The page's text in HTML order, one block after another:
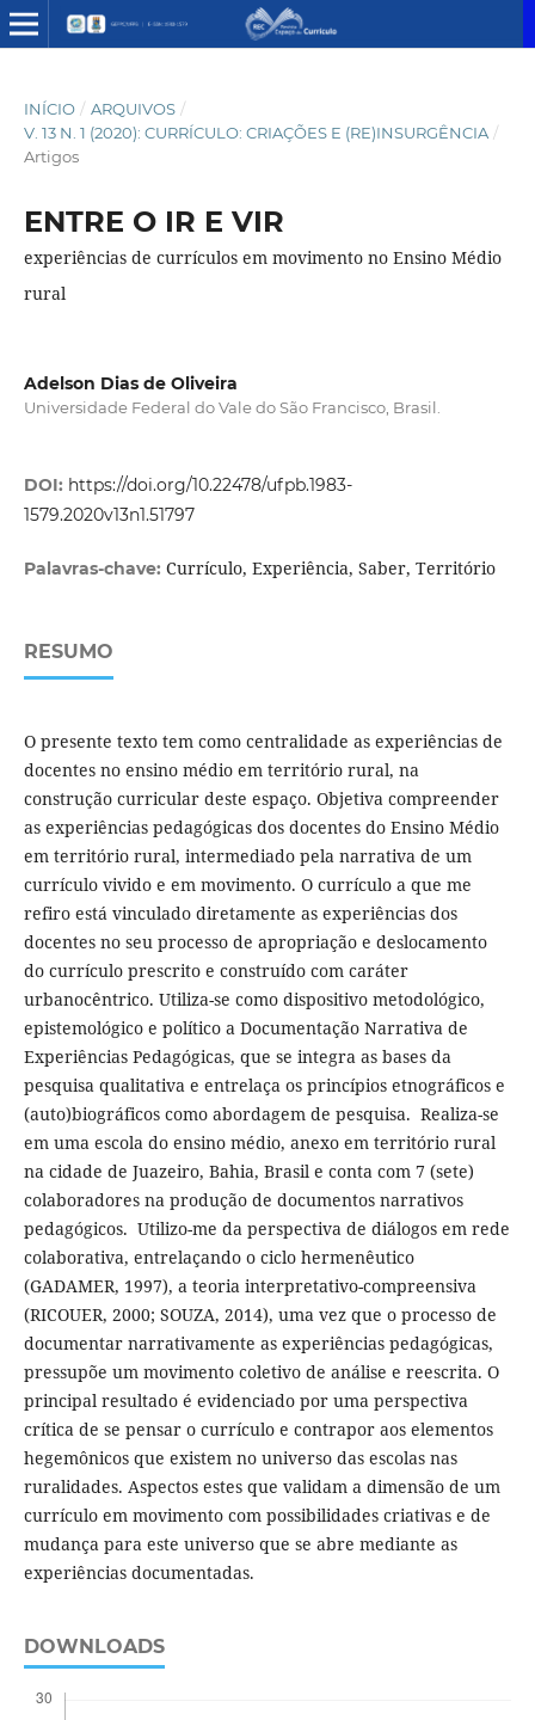
INÍCIO / ARQUIVOS /
V. 13 N. 1 (2020): CURRÍCULO: CRIAÇÕES E (RE)INSURGÊNCIA /
Artigos
ENTRE O IR E VIR
experiências de currículos em movimento no Ensino Médio
rural
Adelson Dias de Oliveira
Universidade Federal do Vale do São Francisco, Brasil.
DOI: https://doi.org/10.22478/ufpb.1983-
1579.2020v13n1.51797
Palavras-chave: Currículo, Experiência, Saber, Território
RESUMO
O presente texto tem como centralidade as experiências de
docentes no ensino médio em território rural, na
construção curricular deste espaço. Objetiva compreender
as experiências pedagógicas dos docentes do Ensino Médio
em território rural, intermediado pela narrativa de um
currículo vivido e em movimento. O currículo a que me
refiro está vinculado diretamente as experiências dos
docentes no seu processo de apropriação e deslocamento
do currículo prescrito e construído com caráter
urbanocêntrico. Utiliza-se como dispositivo metodológico,
epistemológico e político a Documentação Narrativa de
Experiências Pedagógicas, que se integra as bases da
pesquisa qualitativa e entrelaça os princípios etnográficos e
(auto)biográficos como abordagem de pesquisa. Realiza-se
em uma escola do ensino médio, anexo em território rural
na cidade de Juazeiro, Bahia, Brasil e conta com 7 (sete)
colaboradores na produção de documentos narrativos
pedagógicos. Utilizo-me da perspectiva de diálogos em rede
colaborativa, entrelaçando o ciclo hermenêutico
(GADAMER, 1997), a teoria interpretativo-compreensiva
(RICOUER, 2000; SOUZA, 2014), uma vez que o processo de
documentar narrativamente as experiências pedagógicas,
pressupõe um movimento coletivo de análise e reescrita. O
principal resultado é evidenciado por uma perspectiva
crítica de se pensar o currículo e contrapor aos elementos
hegemônicos que existem no universo das escolas nas
ruralidades. Aspectos estes que validam a dimensão de um
currículo em movimento com possibilidades criativas e de
mudança para este universo que se abre mediante as
experiências documentadas.
DOWNLOADS